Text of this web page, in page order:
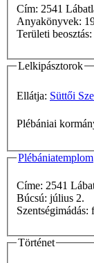
Cím: 2541
Területi beosztás:
Lelkipásztorok
Ellátja: Süttői
Plébániai
Plébániatemplom
Címe: 2541
Búcsú: július 2.
Történet